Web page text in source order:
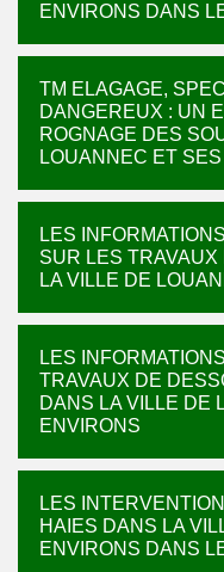
ENVIRONS DANS
TM ELAGAGE,
DANGEREUX : UN
ROGNAGE DES
LOUANNEC ET
LES
SUR LES
LA VILLE DE
LES
TRAVAUX DE
DANS LA VILLE DE
ENVIRONS
LES
HAIES DANS LA
ENVIRONS DANS